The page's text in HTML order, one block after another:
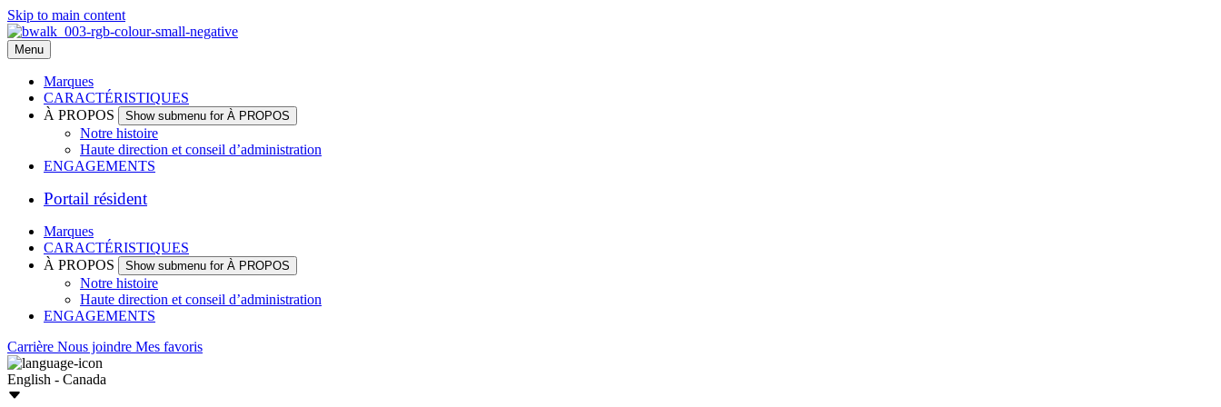
Skip to main content
Menu
Marques
CARACTÉRISTIQUES
À PROPOS
Show submenu for À PROPOS
Notre histoire
Haute direction et conseil d’administration
ENGAGEMENTS
Portail résident
Marques
CARACTÉRISTIQUES
À PROPOS
Show submenu for À PROPOS
Notre histoire
Haute direction et conseil d’administration
ENGAGEMENTS
Carrière Nous joindre Mes favoris
English - Canada